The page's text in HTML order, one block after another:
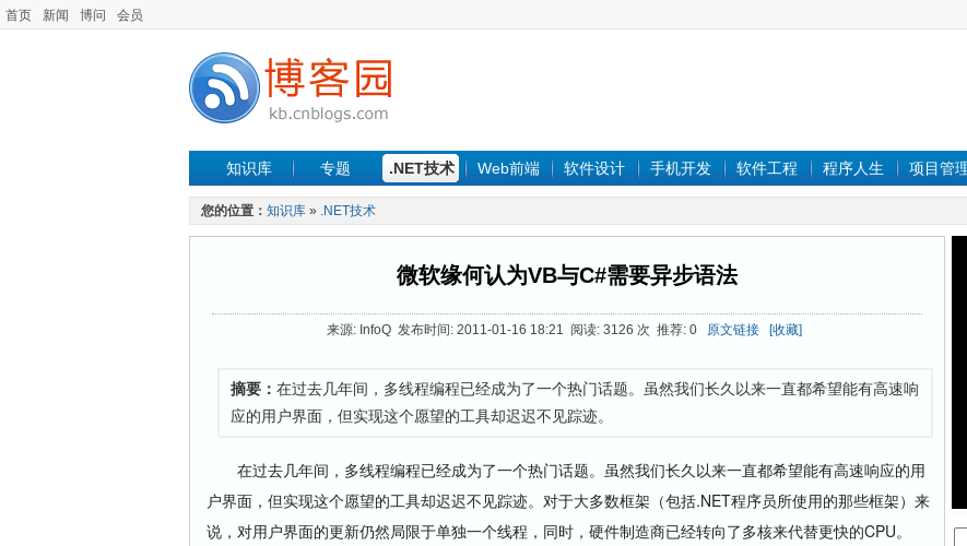
首页 新闻 博问 会员
知识库 专题 .NET技术 Web前端 软件设计 手机开发 软件工程 程序人生 项目管
您的位置： 知识库 » .NET技术
微软缘何认为VB与C#需要异步语法
来源: InfoQ 发布时间: 2011-01-16 18:21 阅读: 3126 次 推荐: 0 原文链接 [收藏]
摘要： 在过去几年间，多线程编程已经成为了一个热门话题。虽然我们长久以来一直都希望能有高速响
应的用户界面，但实现这个愿望的工具却迟迟不见踪迹。
在过去几年间，多线程编程已经成为了一个热门话题。虽然我们长久以来一直都希望能有高速响应的用
户界面，但实现这个愿望的工具却迟迟不见踪迹。对于大多数框架（包括.NET程序员所使用的那些框架）来
说，对用户界面的更新仍然局限于单独一个线程，同时，硬件制造商已经转向了多核来代替更快的CPU。